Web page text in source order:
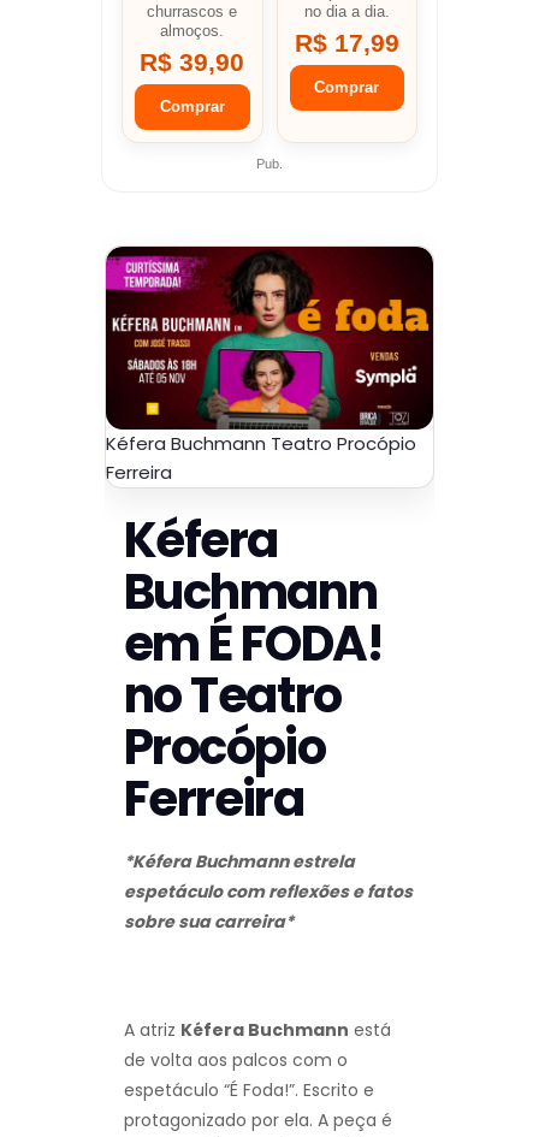
churrascos e
almoços.
R$ 39,90
Comprar
no dia a dia.
R$ 17,99
Comprar
Pub.
Kéfera Buchmann Teatro Procópio
Ferreira
Kéfera
Buchmann
em É FODA!
no Teatro
Procópio
Ferreira
*Kéfera Buchmann estrela
espetáculo com reflexões e fatos
sobre sua carreira*
A atriz Kéfera Buchmann está
de volta aos palcos com o
espetáculo “É Foda!”. Escrito e
protagonizado por ela. A peça é